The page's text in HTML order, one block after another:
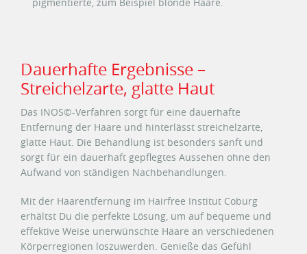
Dauerhafte Ergebnisse –
Streichelzarte, glatte Haut
Das INOS©-Verfahren sorgt für eine dauerhafte
Entfernung der Haare und hinterlässt streichelzarte,
glatte Haut. Die Behandlung ist besonders sanft und
sorgt für ein dauerhaft gepflegtes Aussehen ohne den
Aufwand von ständigen Nachbehandlungen.
Mit der Haarentfernung im Hairfree Institut Coburg
erhältst Du die perfekte Lösung, um auf bequeme und
effektive Weise unerwünschte Haare an verschiedenen
Körperregionen loszuwerden. Genieße das Gefühl